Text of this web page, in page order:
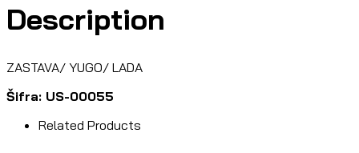
Description
ZASTAVA/ YUGO/ LADA
Šifra: US-00055
Related Products